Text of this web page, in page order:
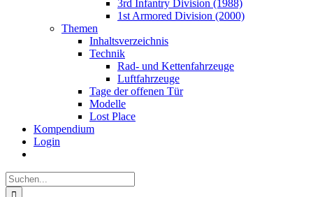
3rd Infantry Division (1988)
1st Armored Division (2000)
Themen
Inhaltsverzeichnis
Technik
Rad- und Kettenfahrzeuge
Luftfahrzeuge
Tage der offenen Tür
Modelle
Lost Place
Kompendium
Login
Suche
nach: